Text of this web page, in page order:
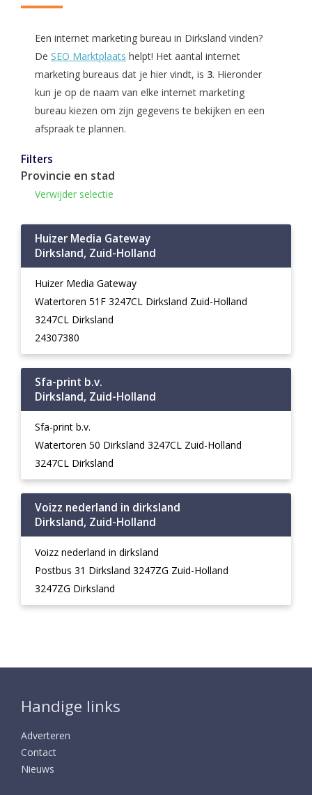
Een internet marketing bureau in Dirksland vinden?
De SEO Marktplaats helpt! Het aantal internet
marketing bureaus dat je hier vindt, is 3. Hieronder
kun je op de naam van elke internet marketing
bureau kiezen om zijn gegevens te bekijken en een
afspraak te plannen.
Filters
Provincie en stad
Verwijder selectie
Huizer Media Gateway
Dirksland, Zuid-Holland
Huizer Media Gateway
Watertoren 51F 3247CL Dirksland Zuid-Holland
3247CL Dirksland
24307380
Sfa-print b.v.
Dirksland, Zuid-Holland
Sfa-print b.v.
Watertoren 50 Dirksland 3247CL Zuid-Holland
3247CL Dirksland
Voizz nederland in dirksland
Dirksland, Zuid-Holland
Voizz nederland in dirksland
Postbus 31 Dirksland 3247ZG Zuid-Holland
3247ZG Dirksland
Handige links
Adverteren
Contact
Nieuws